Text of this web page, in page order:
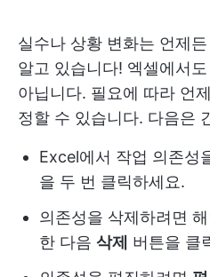
실수나 상황 변화는 언제
알고 있습니다! 엑셀에서
아닙니다. 필요에 따라 언
정할 수 있습니다. 다음은
Excel에서 작업 의존성
을 두 번 클릭하세요.
의존성을 삭제하려면
한 다음 삭제 버튼을 클